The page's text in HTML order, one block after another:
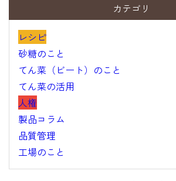
カテゴリ
レシピ
砂糖のこと
てん菜（ビート）のこと
てん菜の活用
人権
製品コラム
品質管理
工場のこと